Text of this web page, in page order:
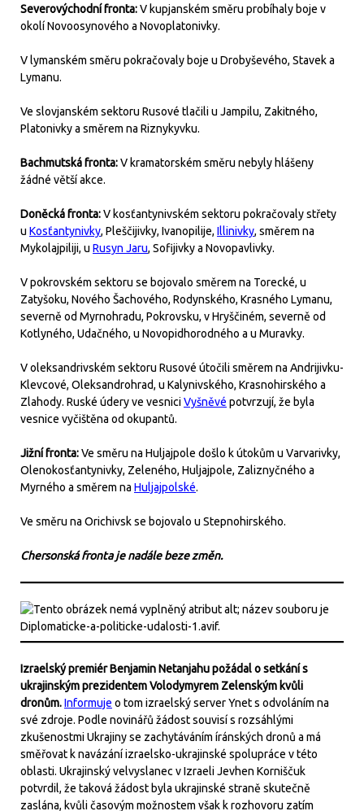
Severovýchodní fronta:V kupjanském směru probíhaly boje v
okolí Novoosynového a Novoplatonivky.
V lymanském směru pokračovaly boje u Drobyševého, Stavek a
Lymanu.
Ve slovjanském sektoru Rusové tlačili u Jampilu, Zakitného,
Platonivky a směrem na Riznykyvku.
Bachmutská fronta:V kramatorském směru nebyly hlášeny
žádné větší akce.
Doněcká fronta:V kosťantynivském sektoru pokračovaly střety
u Kosťantynivky, Pleščijivky, Ivanopilije, Illinivky, směrem na
Mykolajpiliji, u Rusyn Jaru, Sofijivky a Novopavlivky.
V pokrovském sektoru se bojovalo směrem na Torecké, u
Zatyšoku, Nového Šachového, Rodynského, Krasného Lymanu,
severně od Myrnohradu, Pokrovsku, v Hryščiném, severně od
Kotlyného, Udačného, u Novopidhorodného a u Muravky.
V oleksandrivském sektoru Rusové útočili směrem na Andrijivku-
Klevcové, Oleksandrohrad, u Kalynivského, Krasnohirského a
Zlahody. Ruské údery ve vesniciVyšněvé potvrzují, že byla
vesnice vyčištěna od okupantů.
Jižní fronta:Ve směru na Huljajpole došlo k útokům u Varvarivky,
Olenokosťantynivky, Zeleného, Huljajpole, Zaliznyčného a
Myrného a směrem na Huljajpolské.
Ve směru na Orichivsk se bojovalo u Stepnohirského.
Chersonská fronta je nadále beze změn.
Izraelský premiér Benjamin Netanjahu požádal o setkání s
ukrajinským prezidentem Volodymyrem Zelenským kvůli
dronům.Informuje o tom izraelský server Ynet s odvoláním na
své zdroje. Podle novinářů žádost souvisí s rozsáhlými
zkušenostmi Ukrajiny se zachytáváním íránských dronů a má
směřovat k navázání izraelsko-ukrajinské spolupráce v této
oblasti. Ukrajinský velvyslanec v Izraeli Jevhen Korniščuk
potvrdil, že taková žádost byla ukrajinské straně skutečně
zaslána, kvůli časovým možnostem však k rozhovoru zatím